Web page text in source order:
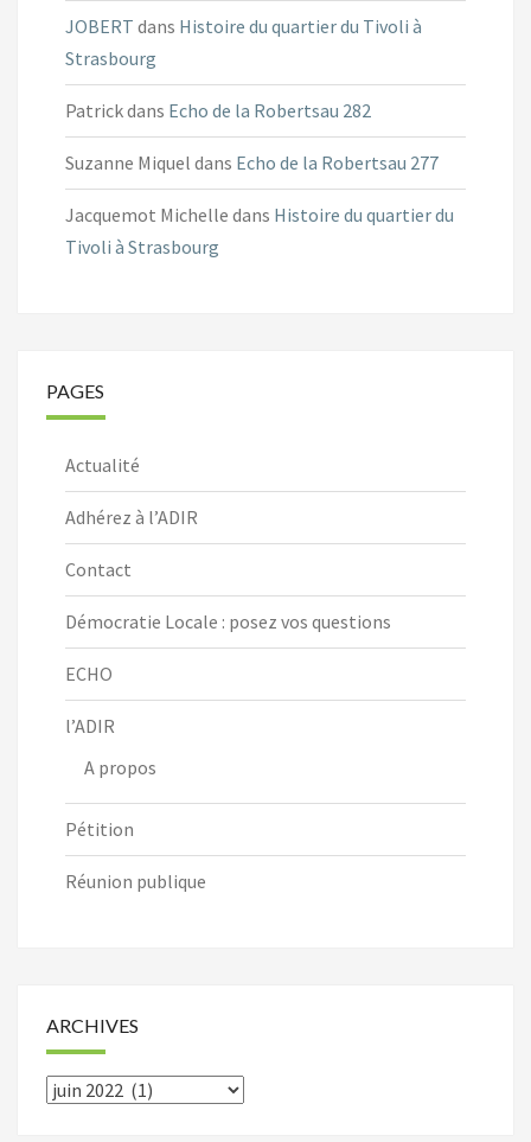
JOBERT dans Histoire du quartier du Tivoli à
Strasbourg
Patrickdans Echo de la Robertsau 282
Suzanne Miquel dans Echo de la Robertsau 277
Jacquemot Michelle dans Histoire du quartier du
Tivoli à Strasbourg
PAGES
Actualité
Adhérez à l’ADIR
Contact
Démocratie Locale : posez vos questions
ECHO
l’ADIR
A propos
Pétition
Réunion publique
ARCHIVES
Archives